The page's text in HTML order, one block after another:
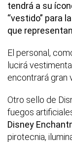
tendrá a su
“vestido” para
que
El personal,
lucirá
encontrará gran
Otro sello de
fuegos
Disney
pirotecnia,